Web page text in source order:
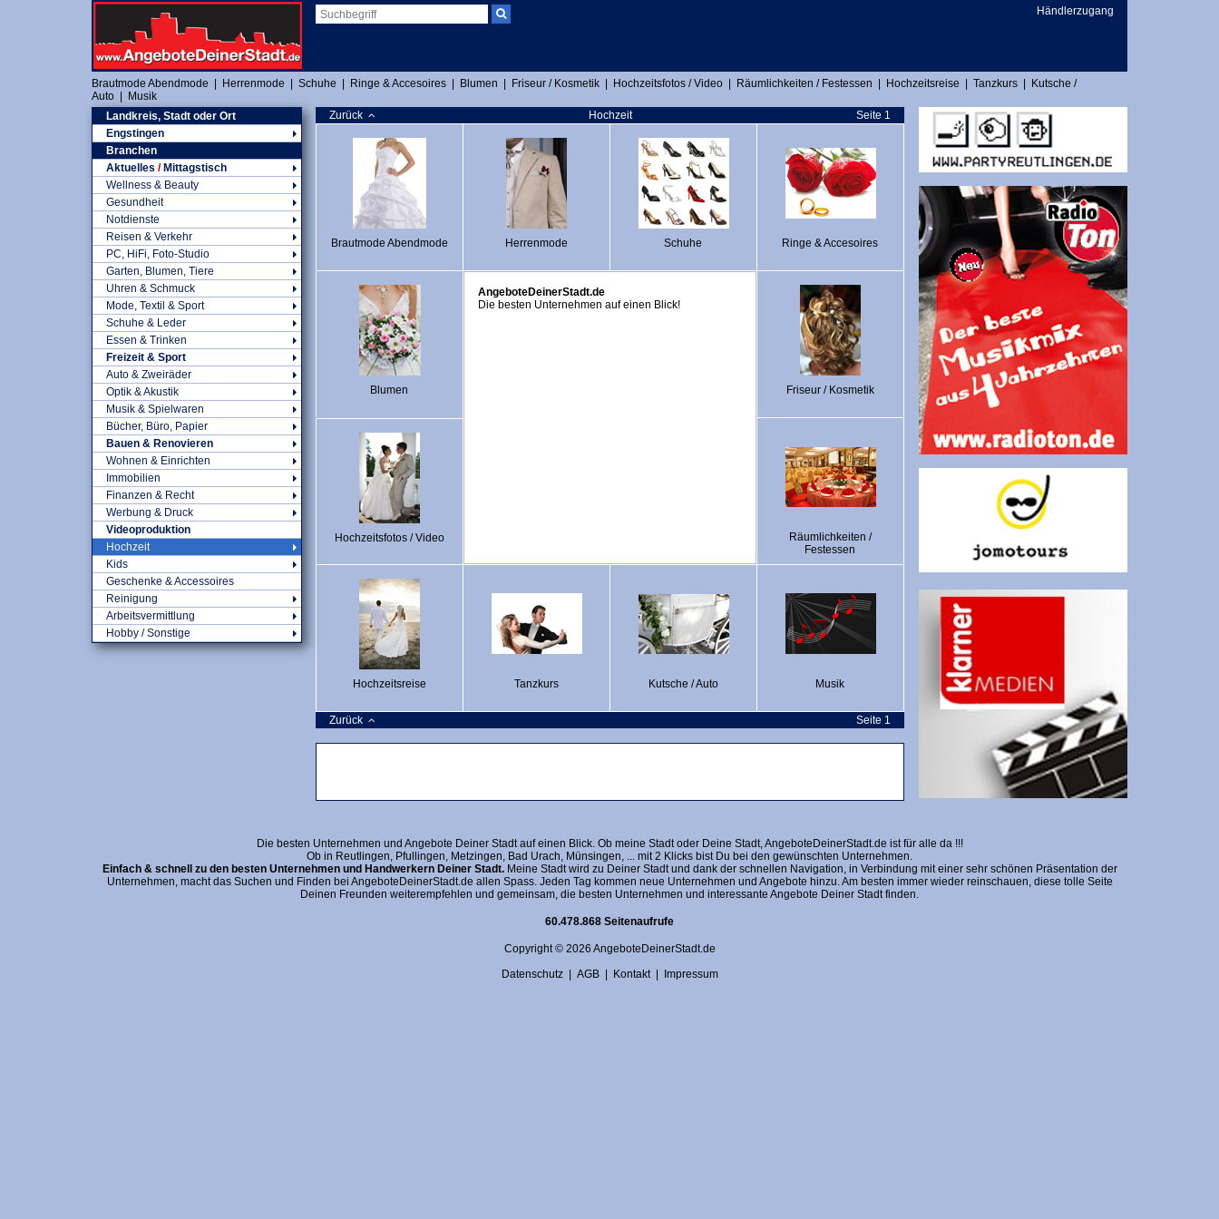
Händlerzugang
Brautmode Abendmode Herrenmode Schuhe Ringe & Accesoires Blumen Friseur / Kosmetik Hochzeitsfotos / Video Räumlichkeiten / Festessen Hochzeitsreise Tanzkurs
Kutsche /
Auto
Musik
Landkreis, Stadt oder Ort
Engstingen
Branchen
Aktuelles /Mittagstisch
Wellness & Beauty
Gesundheit
Notdienste
Reisen & Verkehr
PC, HiFi, Foto-Studio
Garten, Blumen, Tiere
Uhren & Schmuck
Mode, Textil & Sport
Schuhe & Leder
Essen & Trinken
Freizeit & Sport
Auto & Zweiräder
Optik & Akustik
Musik & Spielwaren
Bücher, Büro, Papier
Bauen & Renovieren
Wohnen & Einrichten
Immobilien
Finanzen & Recht
Werbung & Druck
Videoproduktion
Hochzeit
Kids
Geschenke & Accessoires
Reinigung
Arbeitsvermittlung
Hobby / Sonstige
Zurück Hochzeit Seite 1
Brautmode Abendmode Herrenmode Schuhe Ringe & Accesoires
Blumen
AngeboteDeinerStadt.de
Die besten Unternehmen auf einen Blick!
Friseur / Kosmetik
Hochzeitsfotos / Video
Räumlichkeiten /
Festessen
Hochzeitsreise Tanzkurs Kutsche / Auto Musik
Zurück Seite 1
Die besten Unternehmen und Angebote Deiner Stadt auf einen Blick. Ob meine Stadt oder Deine Stadt, AngeboteDeinerStadt.de ist für alle da !!!
Ob in Reutlingen, Pfullingen, Metzingen, Bad Urach, Münsingen, ... mit 2 Klicks bist Du bei den gewünschten Unternehmen.
Einfach & schnell zu den besten Unternehmen und Handwerkern Deiner Stadt.Meine Stadt wird zu Deiner Stadt und dank der schnellen Navigation, in Verbindung mit einer sehr schönen Präsentation der
Unternehmen, macht das Suchen und Finden bei AngeboteDeinerStadt.de allen Spass. Jeden Tag kommen neue Unternehmen und Angebote hinzu. Am besten immer wieder reinschauen, diese tolle Seite
Deinen Freunden weiterempfehlen und gemeinsam, die besten Unternehmen und interessante Angebote Deiner Stadt finden.
60.478.868 Seitenaufrufe
Copyright © 2026 AngeboteDeinerStadt.de
Datenschutz| AGB| Kontakt| Impressum